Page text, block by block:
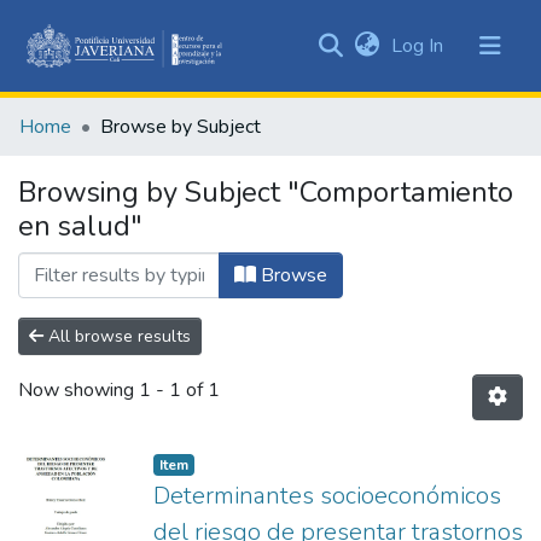
&
All of DSpace
Log In (current)
Home Browse by Subject
Browsing by Subject "Comportamiento
en salud"
Browse
All browse results
Now showing 1 - 1 of 1
Item
Determinantes socioeconómicos
del riesgo de presentar trastornos